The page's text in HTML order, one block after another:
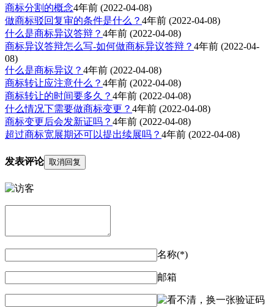
商标分割的概念4年前 (2022-04-08)
做商标驳回复审的条件是什么？ 4年前 (2022-04-08)
什么是商标异议答辩？ 4年前 (2022-04-08)
商标异议答辩怎么写-如何做商标异议答辩？ 4年前 (2022-04-
08)
什么是商标异议？ 4年前 (2022-04-08)
商标转让应注意什么？ 4年前 (2022-04-08)
商标转让的时间要多久？ 4年前 (2022-04-08)
什么情况下需要做商标变更？ 4年前 (2022-04-08)
商标变更后会发新证吗？ 4年前 (2022-04-08)
超过商标宽展期还可以提出续展吗？ 4年前 (2022-04-08)
发表评论 取消回复
名称(*)
邮箱
验证码